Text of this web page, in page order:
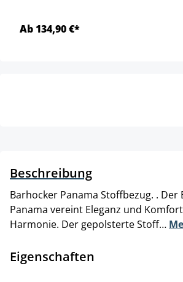
Ab 134,90 €*
Beschreibung
Barhocker Panama Stoffbezug. . Der
Panama vereint Eleganz und
Harmonie. Der gepolsterte Stoff…
Eigenschaften